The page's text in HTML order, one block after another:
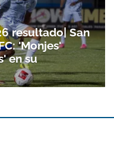
resultado| San
'Monjes'
en su